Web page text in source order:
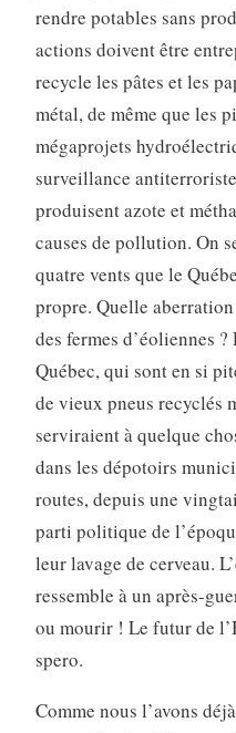
rendre potables sans
actions doivent être
recycle les pâtes et les
métal, de même que les
mégaprojets
surveillance
produisent azote et
causes de pollution. On
quatre vents que le
propre. Quelle
des fermes d’éoliennes
Québec, qui sont en si
de vieux pneus recyclés
serviraient à quelque
dans les dépotoirs
routes, depuis une
parti politique de
leur lavage de cerveau.
ressemble à un après-
ou mourir ! Le futur de
spero.
Comme nous l’avons